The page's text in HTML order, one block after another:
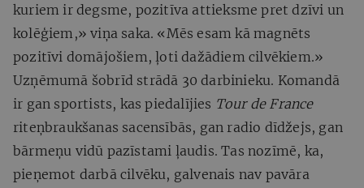
kuriem ir degsme, pozitīva attieksme pret dzīvi un
kolēģiem,» viņa saka. «Mēs esam kā magnēts
pozitīvi domājošiem, ļoti dažādiem cilvēkiem.»
Uzņēmumā šobrīd strādā 30 darbinieku. Komandā
ir gan sportists, kas piedalījies Tour de France
riteņbraukšanas sacensībās, gan radio dīdžejs, gan
bārmeņu vidū pazīstami ļaudis. Tas nozīmē, ka,
pieņemot darbā cilvēku, galvenais nav pavāra